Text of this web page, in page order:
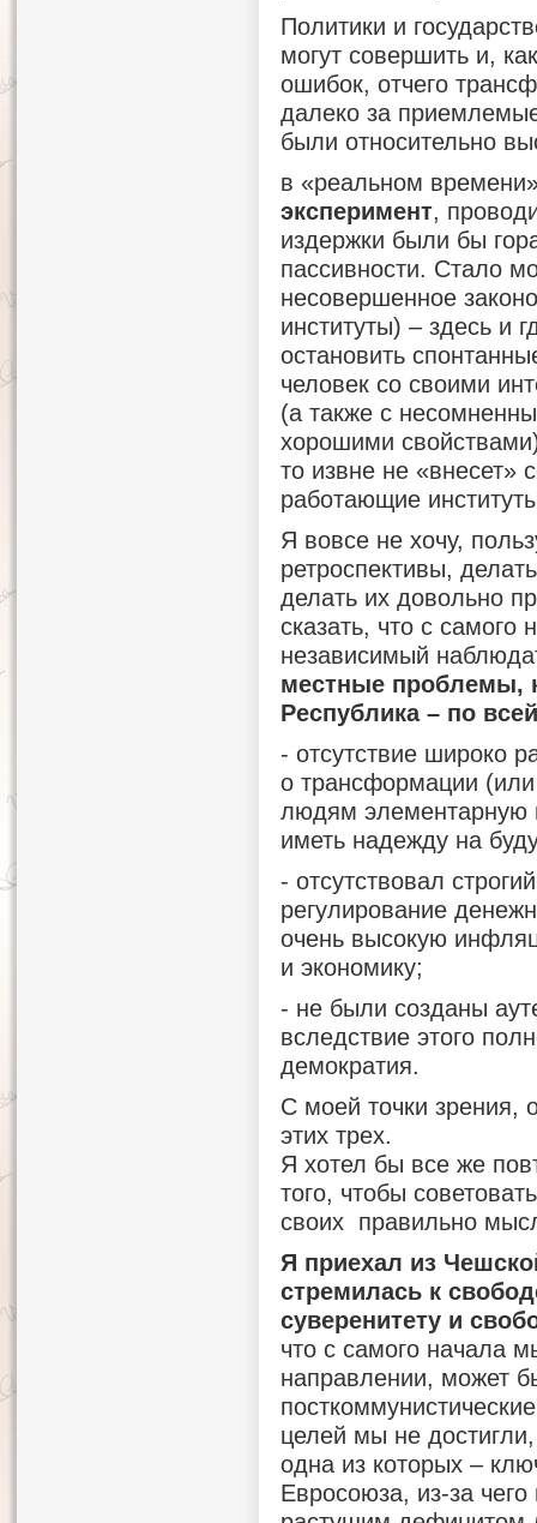
Политики и
могут совершить и,
ошибок, отчего
далеко за
были относительно
в «реальном
эксперимент,
издержки были бы
пассивности. Стало
несовершенное
институты) – здесь и
остановить
человек со своими
(а также с
хорошими
то извне не «внесет»
работающие
Я вовсе не хочу,
ретроспективы,
делать их довольно
сказать, что с самого
независимый
местные проблемы,
Республика – по
- отсутствие широко
о трансформации
людям элементарную
иметь надежду на
- отсутствовал
регулирование
очень высокую
и экономику;
- не были созданы
вследствие этого
демократия.
С моей точки зрения,
этих трех.
Я хотел бы все же
того, чтобы
своих правильно
Я приехал из
стремилась к
суверенитету и
что с самого начала
направлении, может
целей мы не
одна из которых –
Евросоюза, из-за